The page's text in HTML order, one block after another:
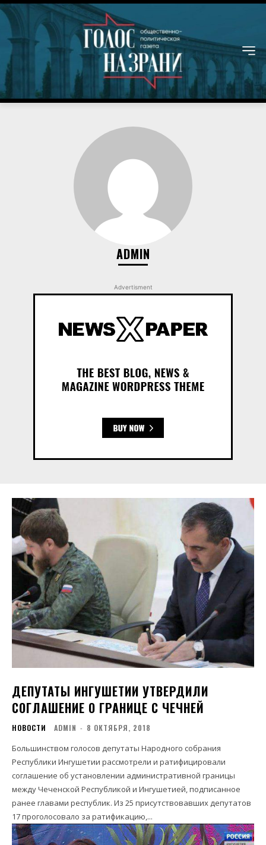
ADMIN
Advertisment
ДЕПУТАТЫ ИНГУШЕТИИ УТВЕРДИЛИ
СОГЛАШЕНИЕ О ГРАНИЦЕ С ЧЕЧНЕЙ
НОВОСТИ ADMIN - 8 ОКТЯБРЯ, 2018
Большинством голосов депутаты Народного собрания
Республики Ингушетии рассмотрели и ратифицировали
соглашение об установлении административной границы
между Чеченской Республикой и Ингушетией, подписанное
ранее главами республик. Из 25 присутствовавших депутатов
17 проголосовало за ратификацию,...